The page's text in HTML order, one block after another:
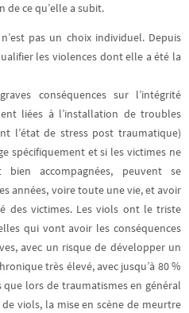
de ce qu’elle a subit.
pas un choix individuel. Depuis
les violences dont elle a été la
conséquences sur l’intégrité
liées à l’installation de troubles
l’état de stress post traumatique)
spécifiquement et si les victimes ne
accompagnées, peuvent se
années, voire toute une vie, et avoir
des victimes. Les viols ont le triste
qui vont avoir les conséquences
avec un risque de développer un
très élevé, avec jusqu’à 80 %
lors de traumatismes en général
viols, la mise en scène de meurtre